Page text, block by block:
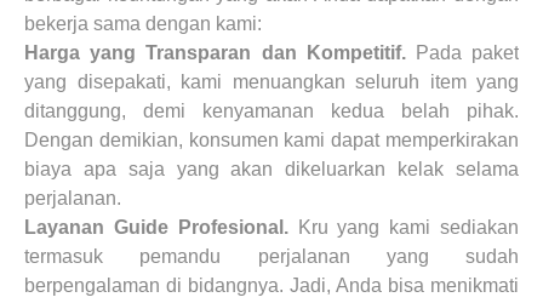
bekerja sama dengan kami:
Harga yang Transparan dan Kompetitif.
Pada paket
yang disepakati, kami menuangkan seluruh item yang
ditanggung, demi kenyamanan kedua belah pihak.
Dengan demikian, konsumen kami dapat memperkirakan
biaya apa saja yang akan dikeluarkan kelak selama
perjalanan.
Layanan Guide Profesional.
Kru yang kami sediakan
termasuk pemandu perjalanan yang sudah
berpengalaman di bidangnya. Jadi, Anda bisa menikmati